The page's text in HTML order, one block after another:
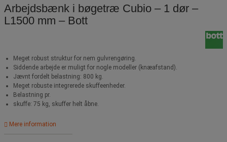
Arbejdsbænk i bøgetræ Cubio – 1 dør –
L1500 mm – Bott
Meget robust struktur for nem gulvrengøring.
Siddende arbejde er muligt for nogle modeller (knæafstand).
Jævnt fordelt belastning: 800 kg.
Meget robuste integrerede skuffeenheder.
Belastning pr.
skuffe: 75 kg, skuffer helt åbne.
Mere information